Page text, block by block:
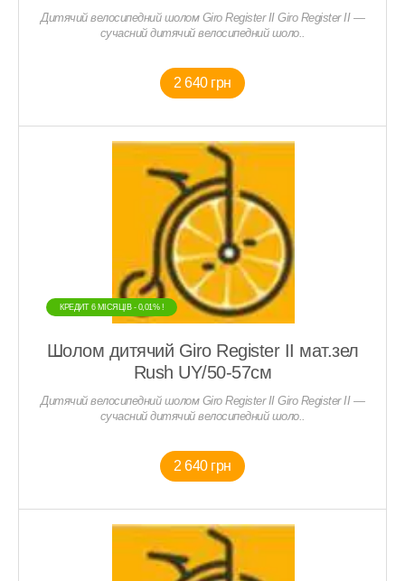
Дитячий велосипедний шолом Giro Register II Giro Register II —
сучасний дитячий велосипедний шоло..
2 640 грн
КРЕДИТ 6 МIСЯЦIВ - 0,01% !
Шолом дитячий Giro Register II мат.зел
Rush UY/50-57см
Дитячий велосипедний шолом Giro Register II Giro Register II —
сучасний дитячий велосипедний шоло..
2 640 грн